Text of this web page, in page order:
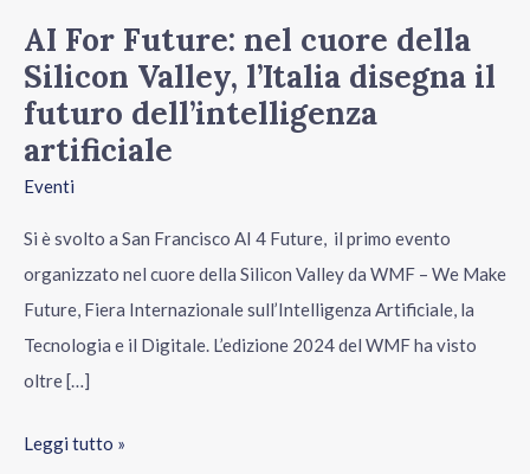
AI For Future: nel cuore della
Silicon Valley, l’Italia disegna il
futuro dell’intelligenza
artificiale
Eventi
Si è svolto a San Francisco AI 4 Future, il primo evento
organizzato nel cuore della Silicon Valley da WMF – We Make
Future, Fiera Internazionale sull’Intelligenza Artificiale, la
Tecnologia e il Digitale. L’edizione 2024 del WMF ha visto
oltre […]
il
futuro
dell’intelligenza
artificiale
Leggi tutto »